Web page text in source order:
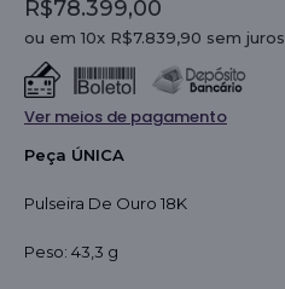
R$78.399,00
ou em 10x R$7.839,90 sem juros
Ver meios de pagamento
Peça ÚNICA
Pulseira De Ouro 18K
Peso: 43,3 g